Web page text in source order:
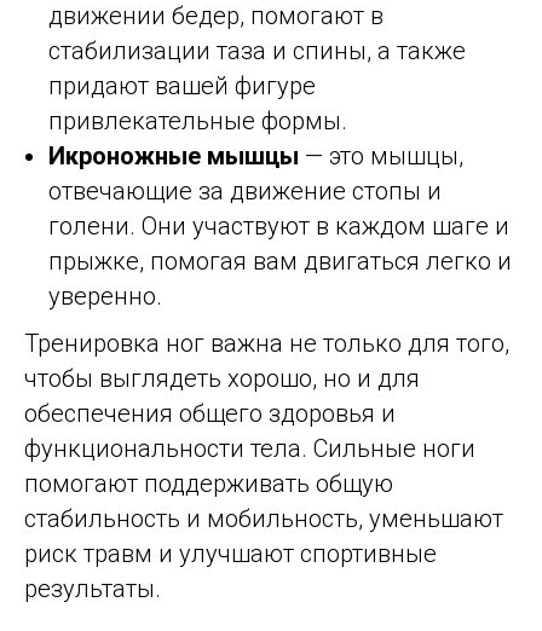
движении бедер, помогают в
стабилизации таза и спины, а также
придают вашей фигуре
привлекательные формы.
Икроножные мышцы — это мышцы,
отвечающие за движение стопы и
голени. Они участвуют в каждом шаге и
прыжке, помогая вам двигаться легко и
уверенно.
Тренировка ног важна не только для того,
чтобы выглядеть хорошо, но и для
обеспечения общего здоровья и
функциональности тела. Сильные ноги
помогают поддерживать общую
стабильность и мобильность, уменьшают
риск травм и улучшают спортивные
результаты.